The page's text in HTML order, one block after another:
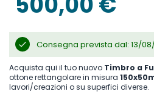
Consegna prevista dal: 13/
Acquista qui il tuo nuovo Timbro a
ottone rettangolare in misura
lavori/creazioni o su superfici diverse.